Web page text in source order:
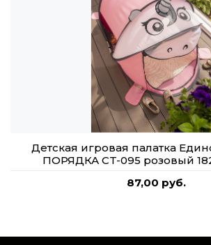
Детская игровая палатка
ПОРЯДКА CT-095 розовый
87,00 руб.